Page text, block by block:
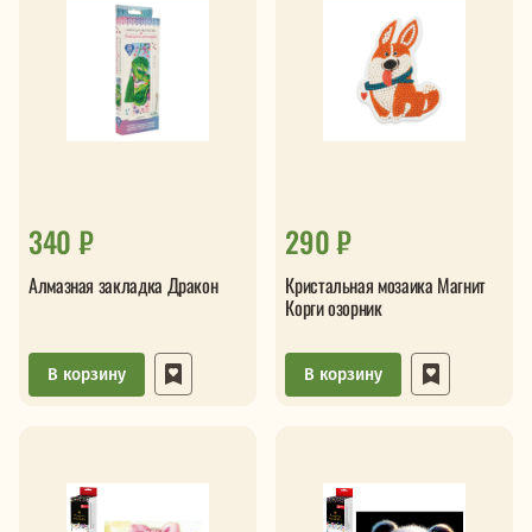
340 ₽
Алмазная закладка Дракон
В корзину
290 ₽
Кристальная мозаика Магнит
Корги озорник
В корзину